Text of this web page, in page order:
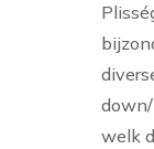
welk